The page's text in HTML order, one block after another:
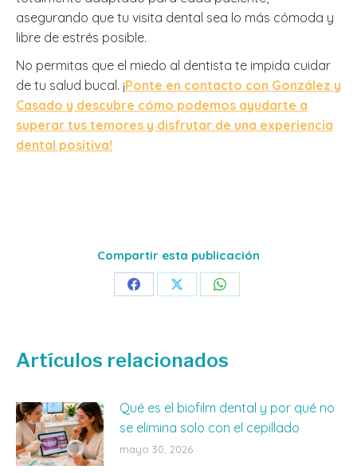
asegurando que tu visita dental sea lo más cómoda y
libre de estrés posible.
No permitas que el miedo al dentista te impida cuidar
de tu salud bucal. ¡Ponte en contacto con González y
Casado y descubre cómo podemos ayudarte a
superar tus temores y disfrutar de una experiencia
dental positiva!
Compartir esta publicación
Share Share Share
Artículos relacionados
Qué es el biofilm dental y por qué no
se elimina solo con el cepillado
mayo 30, 2026